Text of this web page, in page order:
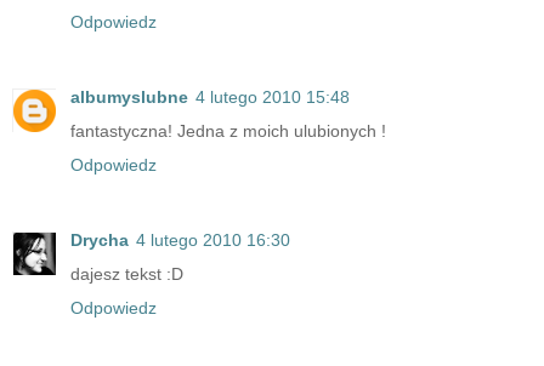
Odpowiedz
albumyslubne 4 lutego 2010 15:48
fantastyczna! Jedna z moich ulubionych !
Odpowiedz
Drycha 4 lutego 2010 16:30
dajesz tekst :D
Odpowiedz